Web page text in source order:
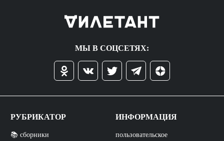
МЫ В СОЦСЕТЯХ:
РУБРИКАТОР
📚 сборники
ИНФОРМАЦИЯ
пользовательское